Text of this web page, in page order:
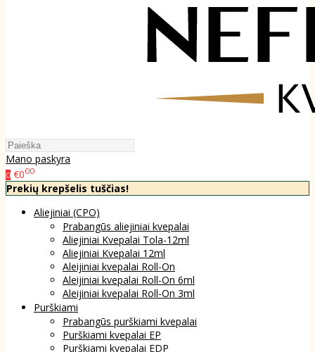
Mano paskyra
0 €000
Prekių krepšelis tuščias!
Aliejiniai (CPO)
Prabangūs aliejiniai kvepalai
Aliejiniai Kvepalai Tola-12ml
Aliejiniai Kvepalai 12ml
Aleijiniai kvepalai Roll-On
Aleijiniai kvepalai Roll-On 6ml
Aleijiniai kvepalai Roll-On 3ml
Purškiami
Prabangūs purškiami kvepalai
Purškiami kvepalai EP
Purškiami kvepalai EDP